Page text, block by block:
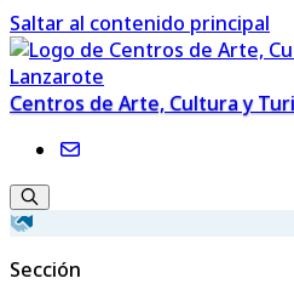
Saltar al contenido principal
Centros de Arte, Cultura y
Sección